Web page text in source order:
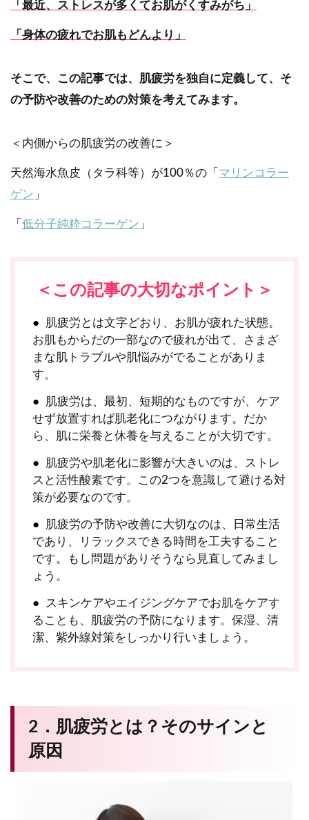
「最近、ストレスが多くてお肌がくすみがち」
「身体の疲れでお肌もどんより」
そこで、この記事では、肌疲労を独自に定義して、そ
の予防や改善のための対策を考えてみます。
＜内側からの肌疲労の改善に＞
天然海水魚皮（タラ科等）が100％の「 マリンコラー
ゲン 」
「 低分子純粋コラーゲン 」
＜この記事の大切なポイント＞
肌疲労とは文字どおり、お肌が疲れた状態。
お肌もからだの一部なので疲れが出て、さまざ
まな肌トラブルや肌悩みがでることがありま
す。
肌疲労は、最初、短期的なものですが、ケア
せず放置すれば肌老化につながります。だか
ら、肌に栄養と休養を与えることが大切です。
肌疲労や肌老化に影響が大きいのは、ストレ
スと活性酸素です。この2つを意識して避ける対
策が必要なのです。
肌疲労の予防や改善に大切なのは、日常生活
であり、リラックスできる時間を工夫すること
です。もし問題がありそうなら見直してみまし
ょう。
スキンケアやエイジングケアでお肌をケアす
ることも、肌疲労の予防になります。保湿、清
潔、紫外線対策をしっかり行いましょう。
2．肌疲労とは？そのサインと
原因